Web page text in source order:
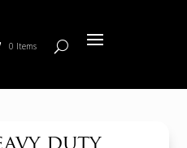
0 Items